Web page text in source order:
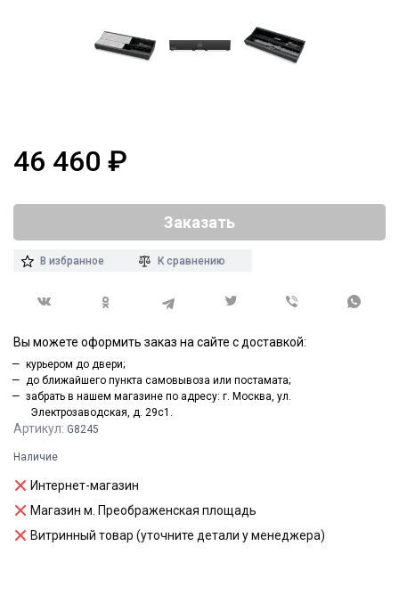
Артикул: G8245
Наличие
Интернет-магазин
Магазин м. Преображенская площадь
Витринный товар (уточните детали у менеджера)
46 460 ₽
Заказать
В избранное К сравнению
Вы можете оформить заказ на сайте с доставкой:
курьером до двери;
до ближайшего пункта самовывоза или постамата;
забрать в нашем магазине по адресу: г. Москва, ул.
Электрозаводская, д. 29с1.